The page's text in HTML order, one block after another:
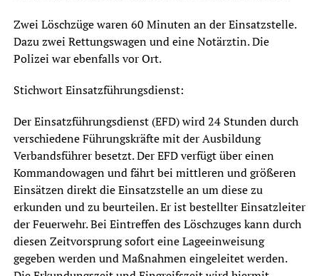
Zwei Löschzüge waren 60 Minuten an der Einsatzstelle.
Dazu zwei Rettungswagen und eine Notärztin. Die
Polizei war ebenfalls vor Ort.
Stichwort Einsatzführungsdienst:
Der Einsatzführungsdienst (EFD) wird 24 Stunden durch
verschiedene Führungskräfte mit der Ausbildung
Verbandsführer besetzt. Der EFD verfügt über einen
Kommandowagen und fährt bei mittleren und größeren
Einsätzen direkt die Einsatzstelle an um diese zu
erkunden und zu beurteilen. Er ist bestellter Einsatzleiter
der Feuerwehr. Bei Eintreffen des Löschzuges kann durch
diesen Zeitvorsprung sofort eine Lageeinweisung
gegeben werden und Maßnahmen eingeleitet werden.